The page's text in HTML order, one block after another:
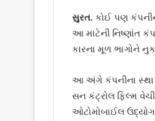
સુરત. કોઈ પણ
આ માટેની નિષ્ણાંત
કારના મૂળ ભાગોને
આ અંગે કંપનીના
સન કંટ્રોલ ફિલ્મ
ઓટોમોબાઈલ